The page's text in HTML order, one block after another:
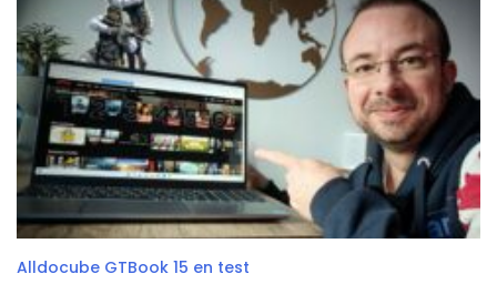
Alldocube GTBook 15 en test